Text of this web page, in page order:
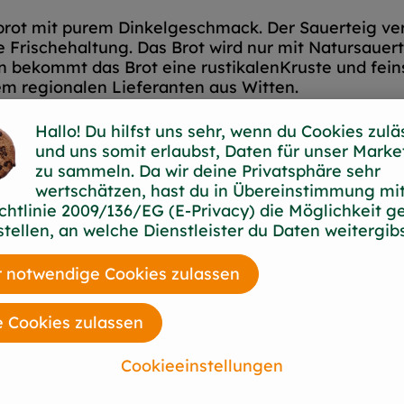
mit purem Dinkelgeschmack. Der Sauerteig
Das Brot wird nur mit
das Brot eine rustikalenKruste und
regionalen Lieferanten aus Witten.
DINKELGRIEß*,
Salz, Flohsamenschalen*
Hallo! Du hilfst uns sehr, wenn du Cookies
und uns somit erlaubst, Daten für unser
zu sammeln. Da wir deine Privatsphäre sehr
wertschätzen, hast du in Übereinstimmung
2009/136/EG (E-Privacy) die Möglichkeit
an welche Dienstleister du Daten
Cookieeinstellungen
notwendige Cookies zulassen
Cookies zulassen